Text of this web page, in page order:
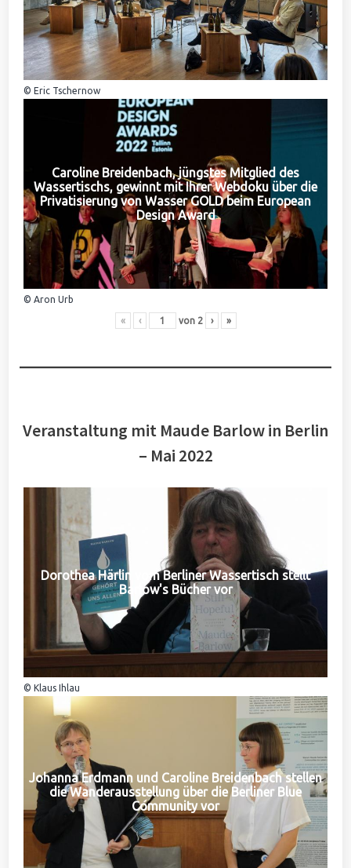
© Eric Tschernow
Caroline Breidenbach, jüngstes Mitglied des
Wassertischs, gewinnt mit Ihrer Webdoku über die
Privatisierung von Wasser GOLD beim European
Design Award
© Aron Urb
« ‹ von 2 › »
Veranstaltung mit Maude Barlow in Berlin
– Mai 2022
Dorothea Härlin vom Berliner Wassertisch stellt
Barlow's Bücher vor
© Klaus Ihlau
Johanna Erdmann und Caroline Breidenbach stellen
die Wanderausstellung über die Berliner Blue
Community vor